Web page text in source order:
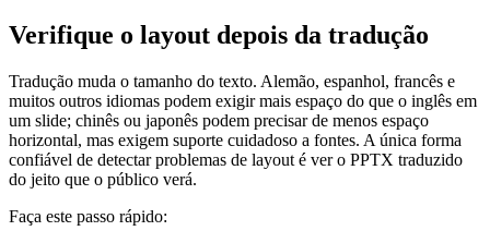
Verifique o layout depois da tradução
Tradução muda o tamanho do texto. Alemão, espanhol, francês e
muitos outros idiomas podem exigir mais espaço do que o inglês em
um slide; chinês ou japonês podem precisar de menos espaço
horizontal, mas exigem suporte cuidadoso a fontes. A única forma
confiável de detectar problemas de layout é ver o PPTX traduzido
do jeito que o público verá.
Faça este passo rápido: